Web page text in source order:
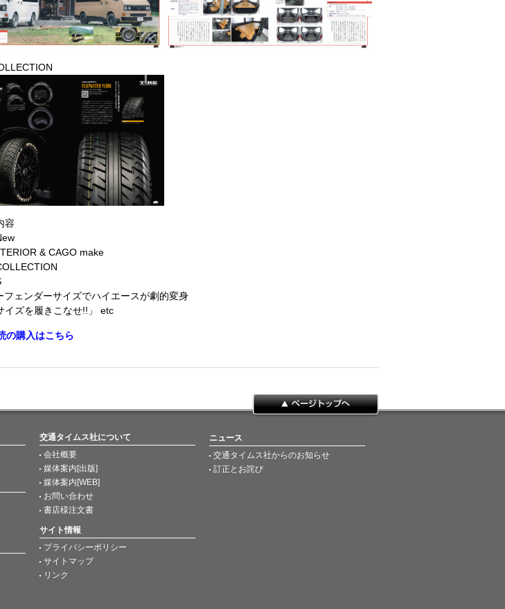
容
& CAGO make
ェンダーサイズでハイエースが劇的変身
イズを履きこなせ!!」 etc
の購入はこちら
交通タイムス社について
会社概要
媒体案内[出版]
媒体案内[WEB]
お問い合わせ
書店様注文書
サイト情報
プライバシーポリシー
サイトマップ
リンク
ニュース
交通タイムス社からのお知らせ
訂正とお詫び